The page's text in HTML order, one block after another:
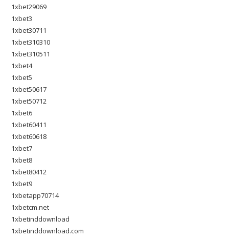
1xbet29069
1xbet3
1xbet30711
1xbet310310
1xbet310511
1xbet4
1xbet5
1xbet50617
1xbet50712
1xbet6
1xbet60411
1xbet60618
1xbet7
1xbet8
1xbet80412
1xbet9
1xbetapp70714
1xbetcm.net
1xbetinddownload
1xbetinddownload.com